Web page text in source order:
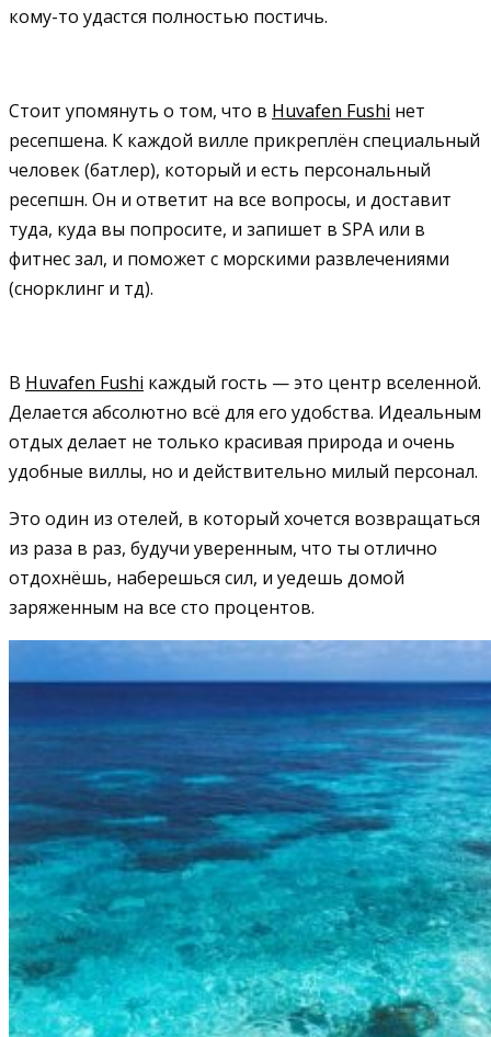
кому-то удастся полностью постичь.
Стоит упомянуть о том, что в Huvafen Fushi нет
ресепшена. К каждой вилле прикреплён специальный
человек (батлер), который и есть персональный
ресепшн. Он и ответит на все вопросы, и доставит
туда, куда вы попросите, и запишет в SPA или в
фитнес зал, и поможет с морскими развлечениями
(снорклинг и тд).
В Huvafen Fushi каждый гость — это центр вселенной.
Делается абсолютно всё для его удобства. Идеальным
отдых делает не только красивая природа и очень
удобные виллы, но и действительно милый персонал.
Это один из отелей, в который хочется возвращаться
из раза в раз, будучи уверенным, что ты отлично
отдохнёшь, наберешься сил, и уедешь домой
заряженным на все сто процентов.